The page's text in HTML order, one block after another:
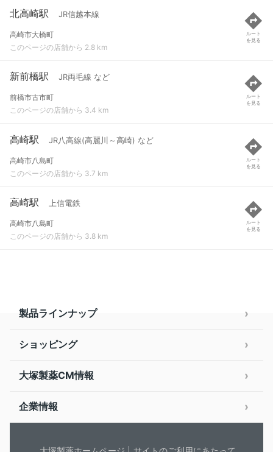
北高崎駅 JR信越本線
高崎市大橋町
このページの店舗から 2.8 km
ルート
を見る
新前橋駅 JR両毛線 など
前橋市古市町
このページの店舗から 3.4 km
ルート
を見る
高崎駅 JR八高線(高麗川～高崎) など
高崎市八島町
このページの店舗から 3.7 km
ルート
を見る
高崎駅 上信電鉄
高崎市八島町
このページの店舗から 3.8 km
ルート
を見る
製品ラインナップ
ショッピング
大塚製薬CM情報
企業情報